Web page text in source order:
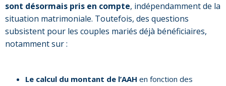
sont désormais pris en compte, indépendamment de la
situation matrimoniale. Toutefois, des questions
subsistent pour les couples mariés déjà bénéficiaires,
notamment sur :
Le calcul du montant de l’AAH en fonction des